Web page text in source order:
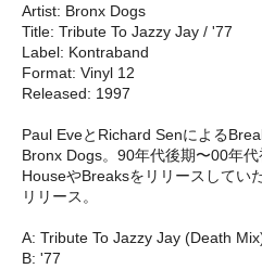
Artist: Bronx Dogs
Title: Tribute To Jazzy Jay / '77
Label: Kontraband
Format: Vinyl 12
Released: 1997
Paul EveとRichard Senによる
Bronx Dogs。90年代後期〜00年
HouseやBreaksをリリースしてい
リリース。
A: Tribute To Jazzy Jay (Death
B: '77